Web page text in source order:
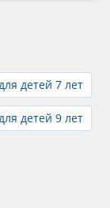
детей 7 лет
детей 9 лет